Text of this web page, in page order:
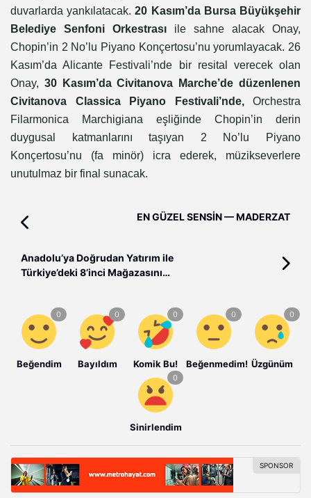
duvarlarda yankılatacak. 20 Kasım’da BursaBüyükşehir
Belediye Senfoni Orkestrası ile sahne alacak Onay,
Chopin’in 2 No’lu Piyano Konçertosu’nu yorumlayacak. 26
Kasım’da Alicante Festivali’nde bir resital verecek olan
Onay, 30 Kasım’da Civitanova Marche’de düzenlenen
Civitanova Classica Piyano Festivali’nde,Orchestra
Filarmonica Marchigiana eşliğinde Chopin’in derin
duygusal katmanlarını taşıyan 2 No’lu Piyano
Konçertosu’nu (fa minör) icra ederek, müzikseverlere
unutulmaz bir final sunacak.
EN GÜZEL SENSİN — MADERZAT
Anadolu’ya Doğrudan Yatırım ile
Türkiye’deki 8’inci Mağazasını
Beğendim Bayıldım Komik Bu! Beğenmedim! Üzgünüm
Sinirlendim